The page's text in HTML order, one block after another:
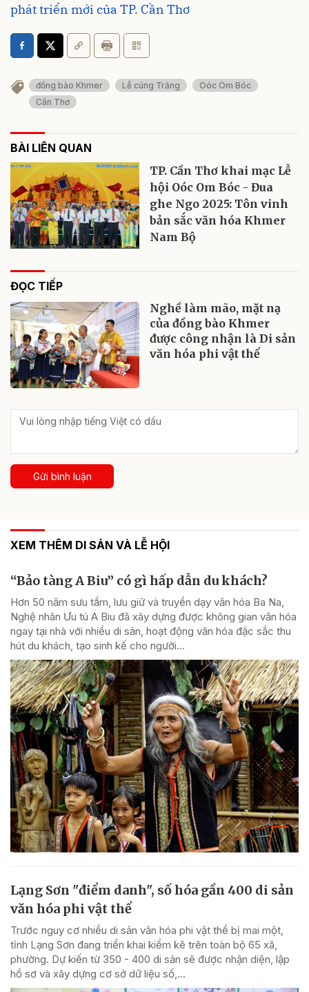
phát triển mới của TP. Cần Thơ
đồng bào Khmer Lễ cúng Trăng
Oóc Om Bóc
Cần Thơ
BÀI LIÊN QUAN
TP. Cần Thơ khai mạc Lễ
hội Oóc Om Bóc - Đua
ghe Ngo 2025: Tôn vinh
bản sắc văn hóa Khmer
Nam Bộ
ĐỌC TIẾP
Nghề làm mão, mặt nạ
của đồng bào Khmer
được công nhận là Di sản
văn hóa phi vật thể
Gửi bình luận
XEM THÊM DI SẢN VÀ LỄ HỘI
“Bảo tàng A Biu” có gì hấp dẫn du khách?
Hơn 50 năm sưu tầm, lưu giữ và truyền dạy văn hóa Ba Na,
Nghệ nhân Ưu tú A Biu đã xây dựng được không gian văn hóa
ngay tại nhà với nhiều di sản, hoạt động văn hóa đặc sắc thu
hút du khách, tạo sinh kế cho người...
Lạng Sơn "điểm danh", số hóa gần 400 di sản
văn hóa phi vật thể
Trước nguy cơ nhiều di sản văn hóa phi vật thể bị mai một,
tỉnh Lạng Sơn đang triển khai kiểm kê trên toàn bộ 65 xã,
phường. Dự kiến từ 350 - 400 di sản sẽ được nhận diện, lập
hồ sơ và xây dựng cơ sở dữ liệu số,...